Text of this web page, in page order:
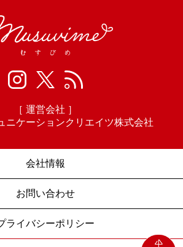
［ 運営会社 ］
ニケーションクリエイツ株式会社
会社情報
お問い合わせ
ライバシーポリシー